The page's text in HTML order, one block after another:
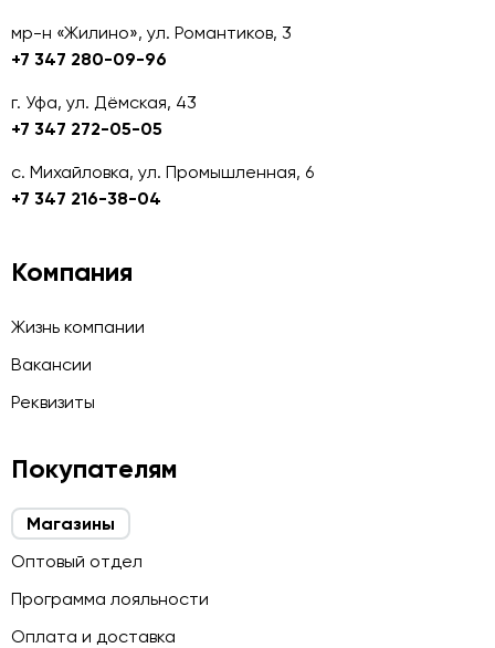
мр-н «Жилино», ул. Романтиков, 3
+7 347 280-09-96
г. Уфа, ул. Дёмская, 43
+7 347 272-05-05
с. Михайловка, ул. Промышленная, 6
+7 347 216-38-04
Компания
Жизнь компании
Вакансии
Реквизиты
Покупателям
Магазины
Оптовый отдел
Программа лояльности
Оплата и доставка